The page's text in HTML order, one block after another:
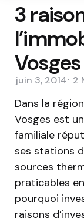
3
Vosges
juin 3, 2014 2
Dans la
Vosges est
familiale
ses stations
sources
praticables
pourquoi
raisons